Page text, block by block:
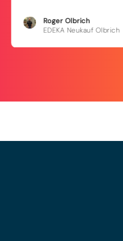
RogerOlbrich
EDEKA Neukauf Olbrich